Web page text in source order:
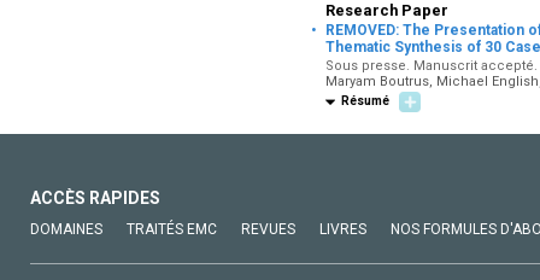
Research Paper
·
REMOVED: The Presentation
Thematic Synthesis of 30
Sous presse. Manuscrit
Maryam Boutrus, Michael
Résumé
ACCÈS RAPIDES
DOMAINES TRAITÉS EMC REVUES LIVRES NOS FORMULES